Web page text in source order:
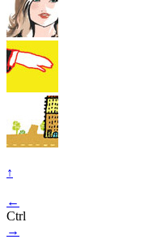
↑
←
Ctrl
→